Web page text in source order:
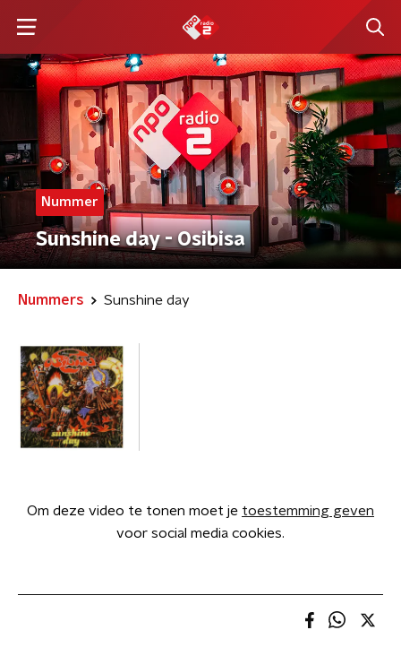
Nummer
Sunshine day - Osibisa
Nummers Sunshine day
Om deze video te tonen moet je toestemming geven
voor social media cookies.